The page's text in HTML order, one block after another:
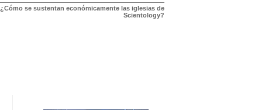
¿Cómo se sustentan económicamente las iglesias de
Scientology?